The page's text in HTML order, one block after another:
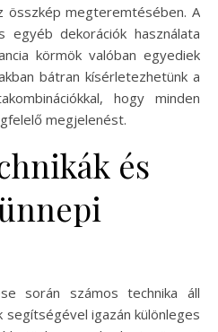
összkép megteremtésében. A
egyéb dekorációk használata
körmök valóban egyediek
bátran kísérletezhetünk a
hogy minden
megjelenést.
és
során számos technika áll
igazán különleges